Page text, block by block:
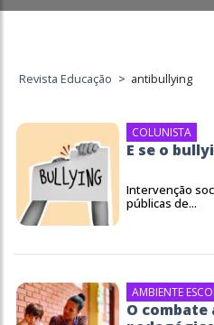
Revista Educação > antibullying
COLUNISTA
E se o
Intervenção
públicas de...
AMBIENTE
O